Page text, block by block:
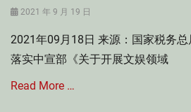
购
税
Tags
辆
Posted
2021 年 9 月 19 日
2021年09月18日 来源：国家税务
落实中宣部《关于开展文娱领域
Read More …